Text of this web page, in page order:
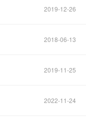
2019-12-26
2018-06-13
2019-11-25
2022-11-24